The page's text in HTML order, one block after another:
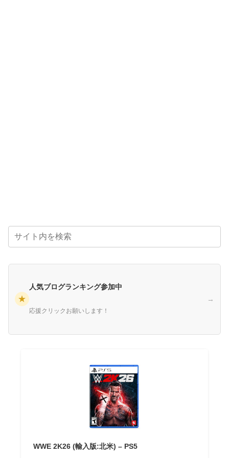
★
人気ブログランキング参加中
応援クリックお願いします！
→
WWE 2K26 (輸入版:北米) – PS5